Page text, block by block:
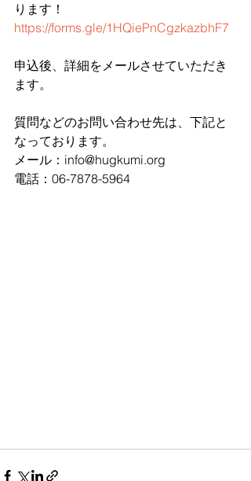
ります！
https://forms.gle/1HQiePnCgzkazbhF7
申込後、詳細をメールさせていただき
ます。
質問などのお問い合わせ先は、下記と
なっております。
メール：info@hugkumi.org
電話：06-7878-5964